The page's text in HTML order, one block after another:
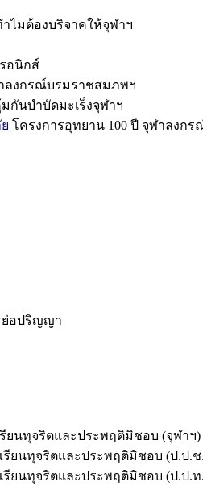
ำไมต้องบริจาคให้จุฬาฯ
อนิกส์
ลงกรณ์บรมราชสมภพฯ
กันบำบัดมะเร็งจุฬาฯ
โครงการอุทยาน 100 ปี จุฬาลงก
อปริญญา
รียนทุจริตและประพฤติมิชอบ (จุฬาฯ)
รียนทุจริตและประพฤติมิชอบ (ป.ป.ช
รียนทุจริตและประพฤติมิชอบ (ป.ป.ท